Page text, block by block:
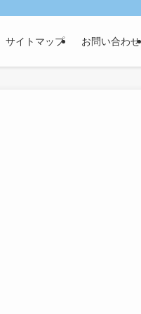
サイトマップ お問い合わせ